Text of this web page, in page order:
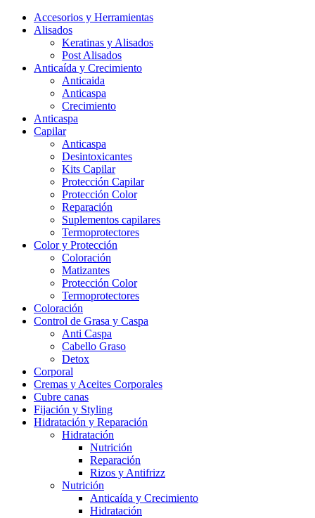
Accesorios y Herramientas
Alisados
Keratinas y Alisados
Post Alisados
Anticaída y Crecimiento
Anticaida
Anticaspa
Crecimiento
Anticaspa
Capilar
Anticaspa
Desintoxicantes
Kits Capilar
Protección Capilar
Protección Color
Reparación
Suplementos capilares
Termoprotectores
Color y Protección
Coloración
Matizantes
Protección Color
Termoprotectores
Coloración
Control de Grasa y Caspa
Anti Caspa
Cabello Graso
Detox
Corporal
Cremas y Aceites Corporales
Cubre canas
Fijación y Styling
Hidratación y Reparación
Hidratación
Nutrición
Reparación
Rizos y Antifrizz
Nutrición
Anticaída y Crecimiento
Hidratación